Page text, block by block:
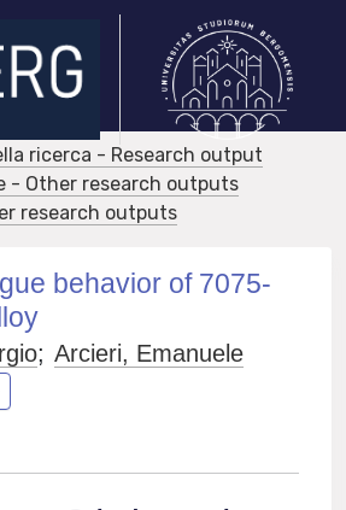
ricerca - Research output
- Other research outputs
research outputs
behavior of 7075-
; Arcieri, Emanuele